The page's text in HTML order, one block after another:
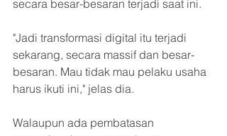
secara besar-besaran terjadi saat ini.
"Jadi transformasi digital itu terjadi
sekarang, secara massif dan besar-
besaran. Mau tidak mau pelaku usaha
harus ikuti ini," jelas dia.
Walaupun ada pembatasan